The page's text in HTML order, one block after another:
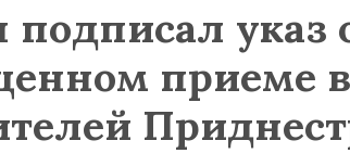
подписал указ
приеме